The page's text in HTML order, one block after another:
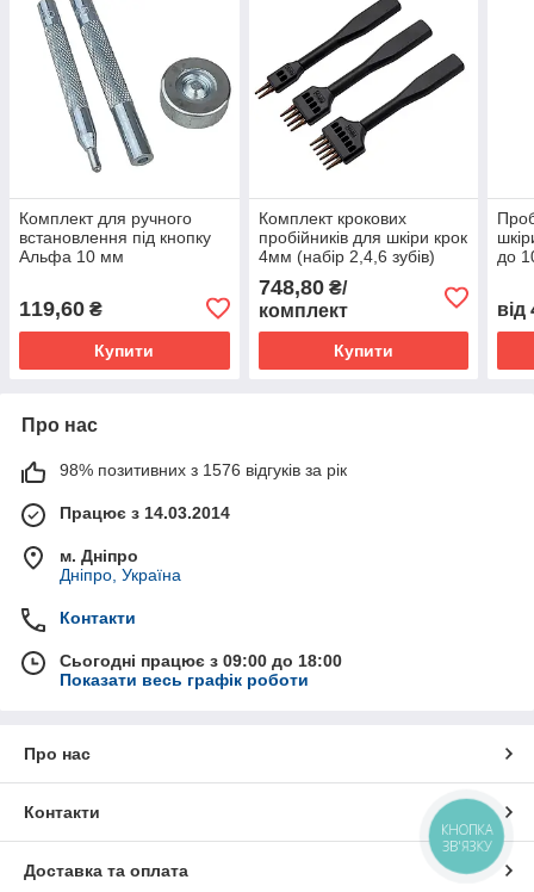
Комплект для ручного
встановлення під кнопку
Альфа 10 мм
119,60 ₴
Купити
Комплект крокових
пробійників для шкіри крок
4мм (набір 2,4,6 зубів)
748,80₴/
комплект
Купити
до
від
Про нас
98% позитивних з 1576 відгуків за рік
Працює з 14.03.2014
м. Дніпро
Дніпро, Україна
Контакти
Сьогодні працює з 09:00 до 18:00
Показати весь графік роботи
Про нас
Контакти
Доставка та оплата
КНОПКА
ЗВ'ЯЗКУ